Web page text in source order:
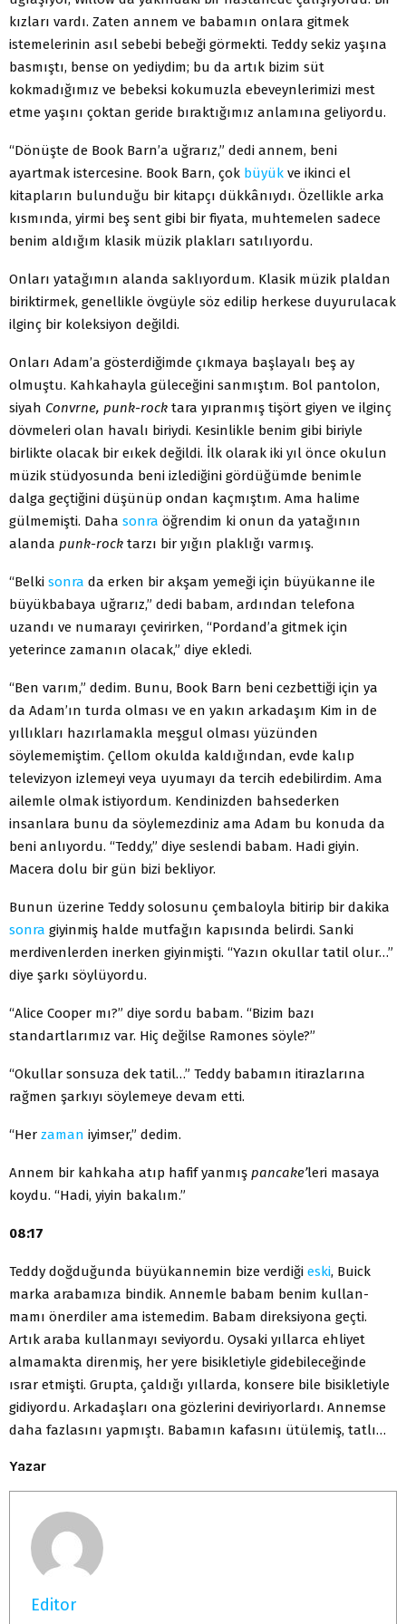
kızları vardı. Zaten annem ve babamın onlara gitmek
istemelerinin asıl sebebi bebeği görmekti. Teddy sekiz yaşına
basmıştı, bense on yediydim; bu da artık bizim süt
kokmadığımız ve bebeksi kokumuzla ebeveynlerimizi mest
etme yaşını çoktan geride bıraktığımız anlamına geliyordu.
“Dönüşte de Book Barn’a uğrarız,” dedi annem, beni
ayartmak istercesine. Book Barn, çok büyük ve ikinci el
kitapların bulunduğu bir kitapçı dükkânıydı. Özellikle arka
kısmında, yirmi beş sent gibi bir fiyata, muhtemelen sadece
benim aldığım klasik müzik plakları satılıyordu.
Onları yatağımın alanda saklıyordum. Klasik müzik plaldan
biriktirmek, genellikle övgüyle söz edilip herkese duyurulacak
ilginç bir koleksiyon değildi.
Onları Adam’a gösterdiğimde çıkmaya başlayalı beş ay
olmuştu. Kahkahayla güleceğini sanmıştım. Bol pantolon,
siyah Convrne, punk-rock tara yıpranmış tişört giyen ve ilginç
dövmeleri olan havalı biriydi. Kesinlikle benim gibi biriyle
birlikte olacak bir eıkek değildi. İlk olarak iki yıl önce okulun
müzik stüdyosunda beni izlediğini gördüğümde benimle
dalga geçtiğini düşünüp ondan kaçmıştım. Ama halime
gülmemişti. Daha sonra öğrendim ki onun da yatağının
alanda punk-rock tarzı bir yığın plaklığı varmış.
“Belki sonra da erken bir akşam yemeği için büyükanne ile
büyükbabaya uğrarız,” dedi babam, ardından telefona
uzandı ve numarayı çevirirken, “Pordand’a gitmek için
yeterince zamanın olacak,” diye ekledi.
“Ben varım,” dedim. Bunu, Book Barn beni cezbettiği için ya
da Adam’ın turda olması ve en yakın arkadaşım Kim in de
yıllıkları hazırlamakla meşgul olması yüzünden
söylememiştim. Çellom okulda kaldığından, evde kalıp
televizyon izlemeyi veya uyumayı da tercih edebilirdim. Ama
ailemle olmak istiyordum. Kendinizden bahsederken
insanlara bunu da söylemezdiniz ama Adam bu konuda da
beni anlıyordu. “Teddy,” diye seslendi babam. Hadi giyin.
Macera dolu bir gün bizi bekliyor.
Bunun üzerine Teddy solosunu çembaloyla bitirip bir dakika
sonra giyinmiş halde mutfağın kapısında belirdi. Sanki
merdivenlerden inerken giyinmişti. “Yazın okullar tatil olur…”
diye şarkı söylüyordu.
“Alice Cooper mı?” diye sordu babam. “Bizim bazı
standartlarımız var. Hiç değilse Ramones söyle?”
“Okullar sonsuza dek tatil…” Teddy babamın itiraz­larına
rağmen şarkıyı söylemeye devam etti.
“Her zaman iyimser,” dedim.
Annem bir kahkaha atıp hafif yanmış pancake’leri masaya
koydu. “Hadi, yiyin bakalım.”
08:17
Teddy doğduğunda büyükannemin bize verdiği eski, Buick
marka arabamıza bindik. Annemle babam benim kullan­
mamı önerdiler ama istemedim. Babam direksiyona geçti.
Artık araba kullanmayı seviyordu. Oysaki yıllarca ehliyet
almamakta direnmiş, her yere bisikletiyle gidebileceğinde
ısrar etmişti. Grupta, çaldığı yıllarda, konsere bile bisikletiyle
gidiyordu. Arkadaşları ona gözlerini deviriyorlardı. Annemse
daha fazlasını yapmıştı. Babamın kafasını ütülemiş, tatlı…
Yazar
Editor